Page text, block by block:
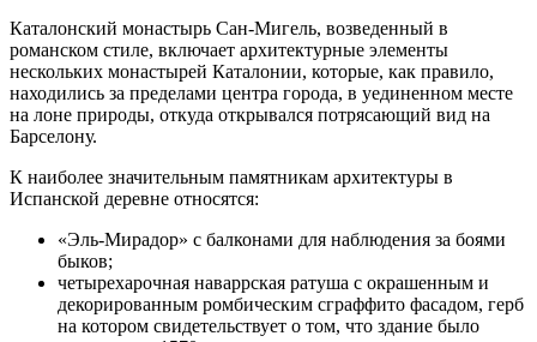
Каталонский монастырь Сан-Мигель, возведенный в
романском стиле, включает архитектурные элементы
нескольких монастырей Каталонии, которые, как правило,
находились за пределами центра города, в уединенном месте
на лоне природы, откуда открывался потрясающий вид на
Барселону.
К наиболее значительным памятникам архитектуры в
Испанской деревне относятся:
«Эль-Мирадор» с балконами для наблюдения за боями
быков;
четырехарочная наваррская ратуша с окрашенным и
декорированным ромбическим сграффито фасадом, герб
на котором свидетельствует о том, что здание было